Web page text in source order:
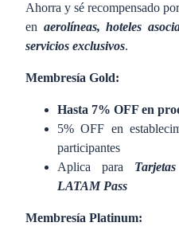
Ahorra y sé recompensado
en aerolíneas, hoteles
servicios exclusivos.
Membresía Gold:
Hasta 7% OFF en
5% OFF en
participantes
Aplica para
LATAM Pass
Membresía Platinum: